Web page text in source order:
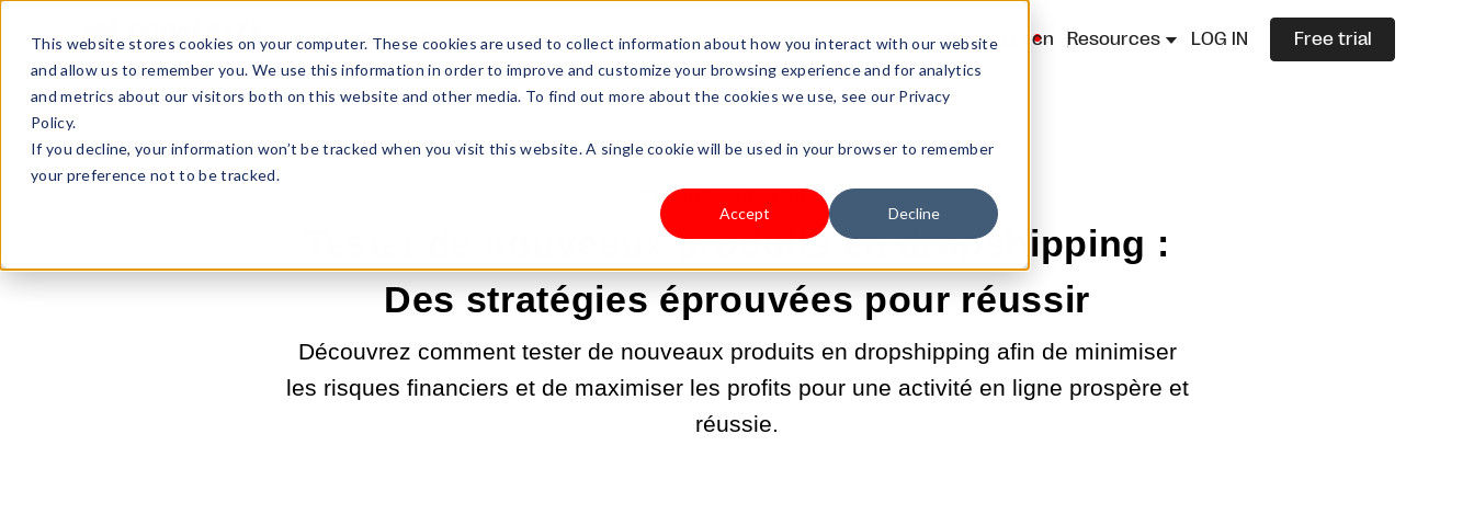
This website stores cookies on your computer. These cookies are used to collect information about how you interact with our website
and allow us to remember you. We use this information in order to improve and customize your browsing experience and for analytics
and metrics about our visitors both on this website and other media. To find out more about the cookies we use, see our Privacy
Policy.
If you decline, your information won’t be tracked when you visit this website. A single cookie will be used in your browser to remember
your preference not to be tracked.
Accept Decline
Sell Online Business Type Pricing Shoplazza.cn Resources LOG IN Free trial
29 AVR. 2025 01:49:06
Tester de nouveaux produits en dropshipping :
Des stratégies éprouvées pour réussir
Découvrez comment tester de nouveaux produits en dropshipping afin de minimiser
les risques financiers et de maximiser les profits pour une activité en ligne prospère et
réussie.